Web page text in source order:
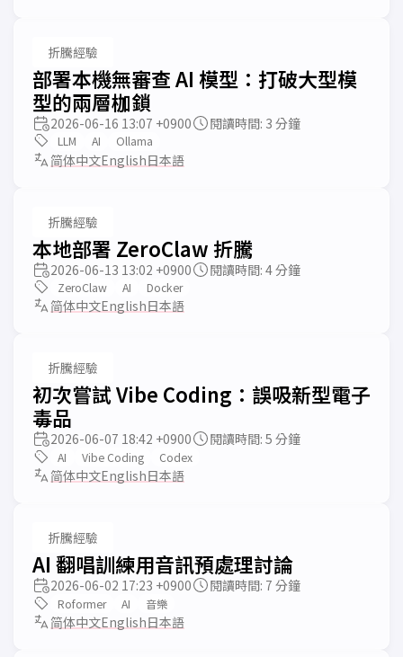
折騰經驗
部署本機無審查 AI 模型：打破大型模
型的兩層枷鎖
2026-06-16 13:07 +0900 閱讀時間: 3 分鐘
LLM AI Ollama
简体中文English日本語
折騰經驗
本地部署 ZeroClaw 折騰
2026-06-13 13:02 +0900 閱讀時間: 4 分鐘
ZeroClaw AI Docker
简体中文English日本語
折騰經驗
初次嘗試 Vibe Coding：誤吸新型電子
毒品
2026-06-07 18:42 +0900 閱讀時間: 5 分鐘
AI Vibe Coding Codex
简体中文English日本語
折騰經驗
AI 翻唱訓練用音訊預處理討論
2026-06-02 17:23 +0900 閱讀時間: 7 分鐘
Roformer AI 音樂
简体中文English日本語